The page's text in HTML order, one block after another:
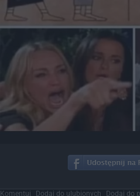
Komentuj Dodaj do ulubionych Dodaj do